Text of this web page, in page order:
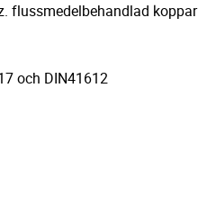
flussmedelbehandlad koppar
och DIN41612